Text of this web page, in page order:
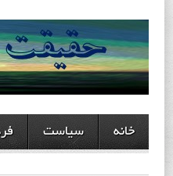
خانه سیاست